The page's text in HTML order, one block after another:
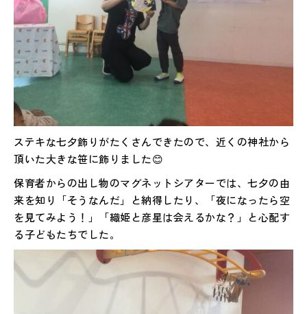
ステキな七夕飾りがたくさんできたので、近くの神社から
頂いた大きな笹に飾りました😊
保育者からの出し物のマグネットシアターでは、七夕の由
来を知り「そうなんだ」と納得したり、「夜になったら空
を見てみよう！」「織姫と彦星は会えるかな？」と心配す
る子どもたちでした。